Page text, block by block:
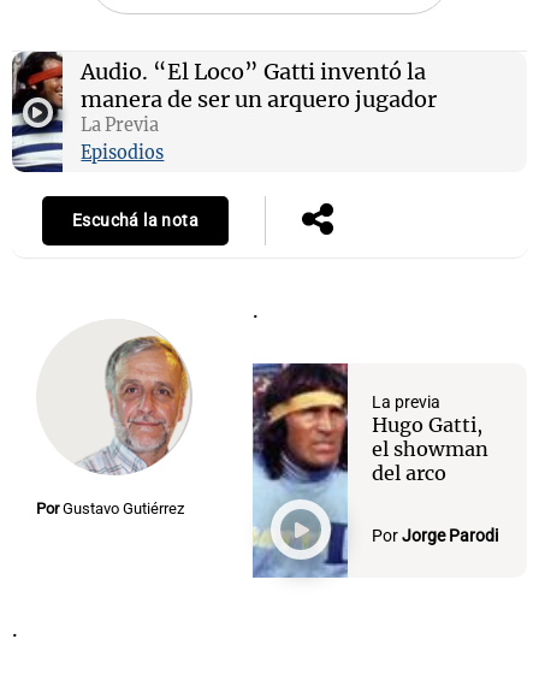
Audio. “El Loco” Gatti inventó la
manera de ser un arquero jugador
La Previa
Episodios
Escuchá la nota
Por Gustavo Gutiérrez
.
La previa
Hugo Gatti,
el showman
del arco
PorJorge Parodi
.
Notas